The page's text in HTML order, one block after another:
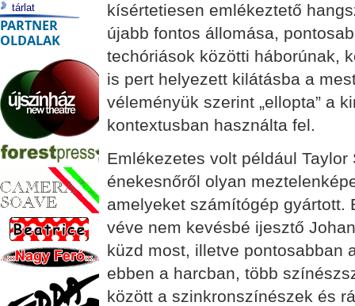
kísértetiesen emlékeztető
újabb fontos állomása,
techóriások közötti háborúnak,
is pert helyezett kilátásba a
véleményük szerint „ellopta” a
kontextusban használta fel.
Emlékezetes volt például
énekesnőről olyan
amelyeket számítógép gyártott.
véve nem kevésbé ijesztő
küzd most, illetve pontosabban
ebben a harcban, több
között a szinkronszínészek és
tárlat
PARTNER
OLDALAK